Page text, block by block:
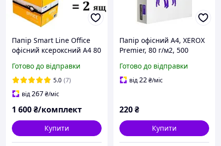
Папір Smart Line Office
офісний ксероксний A4 80
2 ящика
Готово до відправки
5.0 (7)
від267₴/міс
1 600₴/комплект
Купити
Папір офісний А4, XEROX
Premier, 80 г/м2, 500
класу В+
Готово до відправки
від22₴/міс
220₴
Купити